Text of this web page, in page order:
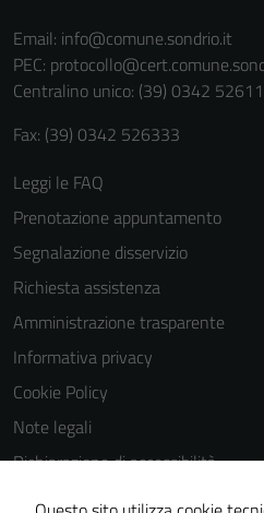
Email: info@comune.sondrio.it
PEC:
Centralino unico: (39) 0342
Fax: (39) 0342 526333
Leggi le FAQ
Prenotazione appuntamento
Segnalazione disservizio
Richiesta assistenza
Amministrazione trasparente
Informativa privacy
Cookie Policy
Note legali
Dichiarazione di accessibilità
Dichiarazione di accessibilità Servizi